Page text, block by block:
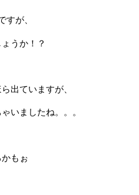
すが、
うか！？
出ていますが、
いましたね。。。
もぉ